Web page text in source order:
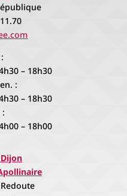
– 18h30
:
– 18h30
:
– 18h00